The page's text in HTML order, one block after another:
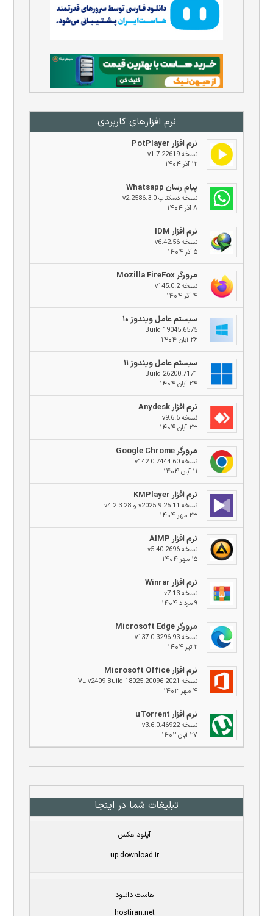
نرم افزار‌های کاربردی
نرم افزار PotPlayer
نسخه v1.7.22619
۱۲ آذر ۱۴۰۴
پیام رسان Whatsapp
نسخه دسکتاپ v2.2586.3.0
۸ آذر ۱۴۰۴
نرم افزار IDM
نسخه v6.42.56
۵ آذر ۱۴۰۴
مرورگر Mozilla FireFox
نسخه v145.0.2
۴ آذر ۱۴۰۴
سیستم عامل ویندوز ۱۰
Build 19045.6575
۲۶ آبان ۱۴۰۴
سیستم عامل ویندوز ۱۱
Build 26200.7171
۲۴ آبان ۱۴۰۴
نرم افزار Anydesk
نسخه v9.6.5
۲۳ آبان ۱۴۰۴
مرورگر Google Chrome
نسخه v142.0.7444.60
۱۱ آبان ۱۴۰۴
نرم افزار KMPlayer
نسخه v2025.9.25.11 و v4.2.3.28
۲۳ مهر ۱۴۰۴
نرم افزار AIMP
نسخه v5.40.2696
۱۵ مهر ۱۴۰۴
نرم افزار Winrar
نسخه v7.13
۹ مرداد ۱۴۰۴
مرورگر Microsoft Edge
نسخه v137.0.3296.93
۲ تیر ۱۴۰۴
نرم افزار Microsoft Office
نسخه 2021 VL v2409 Build 18025.20096
۴ مهر ۱۴۰۳
نرم افزار uTorrent
نسخه v3.6.0.46922
۲۷ آبان ۱۴۰۲
تبلیغات شما در اینجا
آپلود عکس
up.download.ir
هاست دانلود
hostiran.net